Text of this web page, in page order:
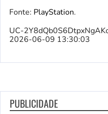
Fonte: PlayStation.
UC-
2026-06-09 13:30:03
PUBLICIDADE